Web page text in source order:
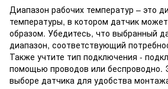
Диапазон рабочих температур – это
температуры, в котором датчик
образом. Убедитесь, что выбранный
диапазон, соответствующий
Также учтите тип подключения -
помощью проводов или беспроводно.
выборе датчика для удобства